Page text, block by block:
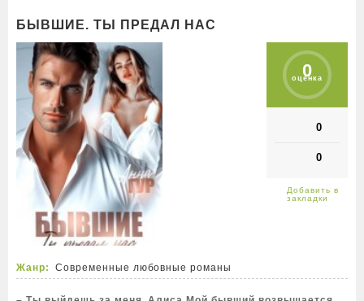
БЫВШИЕ. ТЫ ПРЕДАЛ НАС
0
оценка
0
0
Жанр: Современные любовные романы